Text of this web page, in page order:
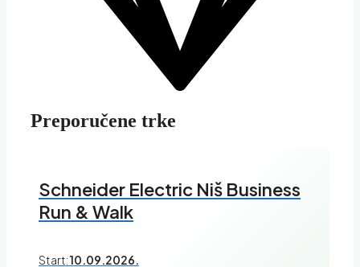
Preporučene trke
Schneider Electric Niš Business
Run & Walk
Start:10.09.2026.